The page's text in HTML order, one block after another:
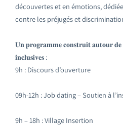
découvertes et en émotions,
contre les préjugés et
𝐔𝐧 𝐩𝐫𝐨𝐠𝐫𝐚𝐦𝐦𝐞 𝐜𝐨𝐧𝐬𝐭𝐫𝐮𝐢𝐭 𝐚𝐮𝐭𝐨𝐮𝐫 𝐝𝐞
𝐢𝐧𝐜𝐥𝐮𝐬𝐢𝐯𝐞𝐬 :
9h : Discours d’ouverture
09h-12h : Job dating – Soutien à
9h – 18h : Village Insertion